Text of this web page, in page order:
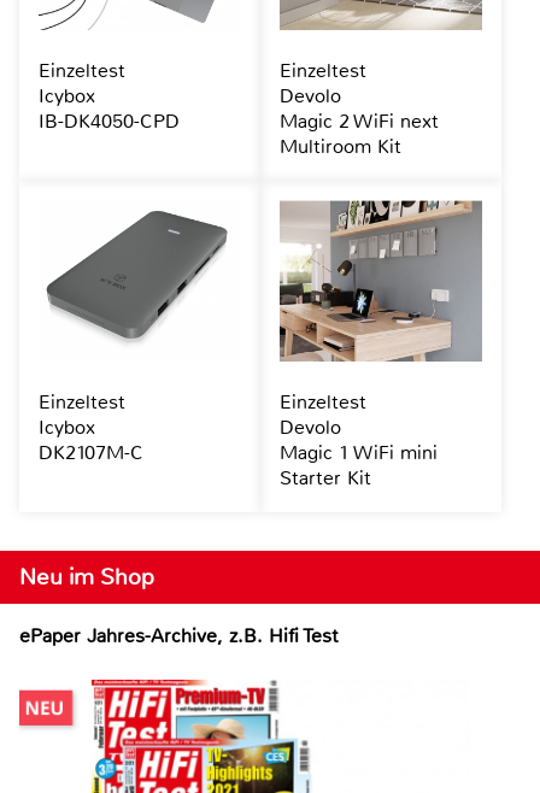
Neu im Shop
ePaper Jahres-Archive, z.B. Hifi Test
Einzeltest
Icybox
IB-DK4050-CPD
Einzeltest
Devolo
Magic 2 WiFi next
Multiroom Kit
Einzeltest
Icybox
DK2107M-C
Einzeltest
Devolo
Magic 1 WiFi mini
Starter Kit